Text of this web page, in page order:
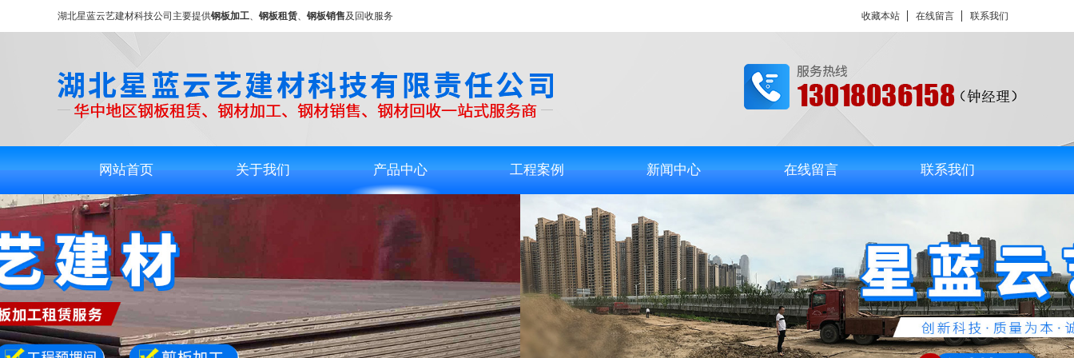
湖北星蓝云艺建材科技公司主要提供钢板加工、 钢板租赁、 钢板销售及回收服务 收藏本站 在线留言 联系我们
网站首页 关于我们 产品中心 工程案例 新闻中心 在线留言 联系我们